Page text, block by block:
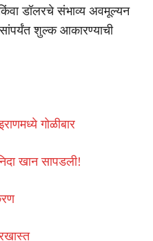
डॉलरचे संभाव्य अवमूल्यन
शुल्क आकारण्याची
गोळीबार
खान सापडली!